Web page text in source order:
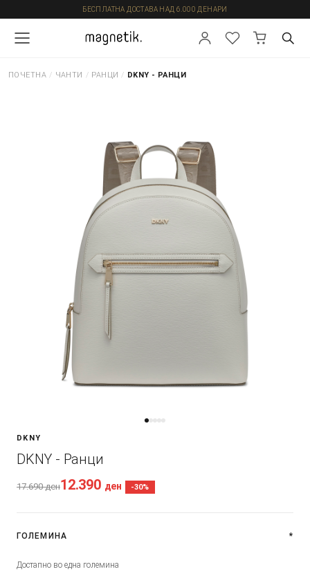
БЕСПЛАТНА ДОСТАВА НАД 6.000 ДЕНАРИ
ПОЧЕТНА / ЧАНТИ / РАНЦИ / DKNY - РАНЦИ
DKNY
DKNY - Ранци
17.690ден12.390 ден -30%
ГОЛЕМИНА *
Достапно во една големина